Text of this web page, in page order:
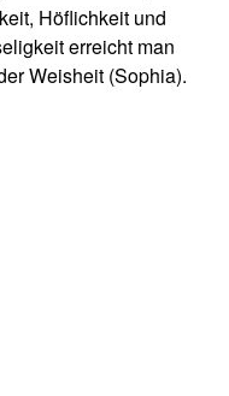
Höflichkeit und
erreicht man
Weisheit (Sophia).